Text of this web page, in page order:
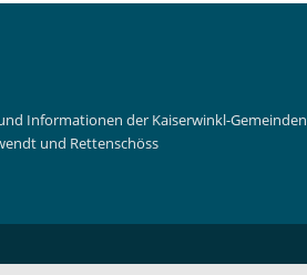
Informationen der Kaiserwinkl-Gemeinden
und Rettenschöss